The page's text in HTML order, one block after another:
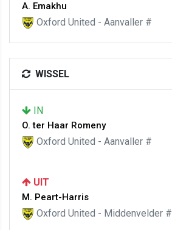
A. Emakhu
Oxford United - Aanvaller #
WISSEL
IN
O. ter Haar Romeny
Oxford United - Aanvaller #
UIT
M. Peart-Harris
Oxford United - Middenvelder #